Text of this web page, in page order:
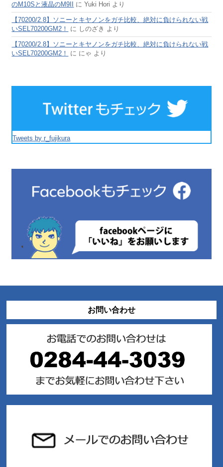
のM10Sと液晶のM9II
にYuki Hori より
【70200/2.8】ソニーとキヤノンをガチ比較、絶対に負けられない戦
いSEL70200GM2！
に しのざき より
【70200/2.8】ソニーとキヤノンをガチ比較、絶対に負けられない戦
いSEL70200GM2！
に にゃ より
Tweets by r_fujikura
お問い合わせ